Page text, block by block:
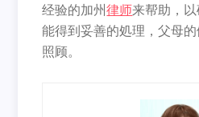
经验的加州律师来帮助，
能得到妥善的処理，父母
照顾。